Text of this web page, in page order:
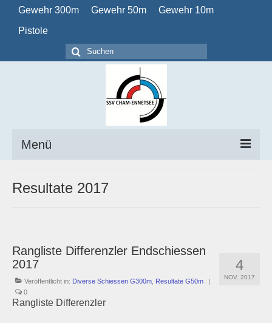
Gewehr 300m Gewehr 50m
Gewehr 10m
Pistole
Suchen
nach:
Menü
Kalender
Resultate 2017
4
NOV. 2017
Rangliste Differenzler Endschiessen
2017
Veröffentlicht in: Diverse Schiessen G300m Resultate G50m
|
0
Rangliste Differenzler